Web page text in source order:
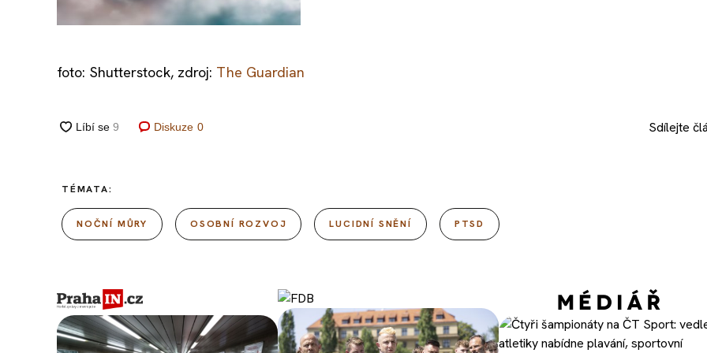
foto: Shutterstock, zdroj: The Guardian
Diskuze 0 Sdílejte
TÉMATA:
NOČNÍ MŮRY OSOBNÍ ROZVOJ LUCIDNÍ SNĚNÍ PTSD